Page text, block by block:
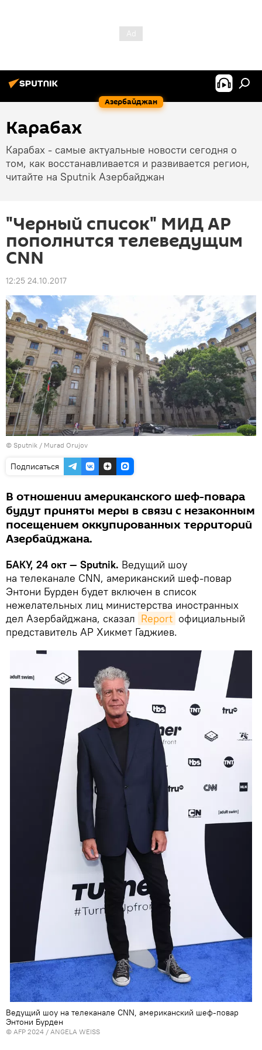
Азербайджан
Карабах
Карабах - самые актуальные новости сегодня о
том, как восстанавливается и развивается регион,
читайте на Sputnik Азербайджан
"Черный список" МИД АР
пополнится телеведущим
CNN
12:25 24.10.2017
© Sputnik / Murad Orujov
Подписаться
В отношении американского шеф-повара
будут приняты меры в связи с незаконным
посещением оккупированных территорий
Азербайджана.
БАКУ, 24 окт — Sputnik. Ведущий шоу
на телеканале CNN, американский шеф-повар
Энтони Бурден будет включен в список
нежелательных лиц министерства иностранных
дел Азербайджана, сказал Report официальный
представитель АР Хикмет Гаджиев.
Ведущий шоу на телеканале CNN, американский шеф-повар
Энтони Бурден
© AFP 2024 / ANGELA WEISS